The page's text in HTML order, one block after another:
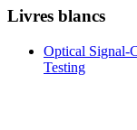
Livres blancs
Optical Signal-
Testing